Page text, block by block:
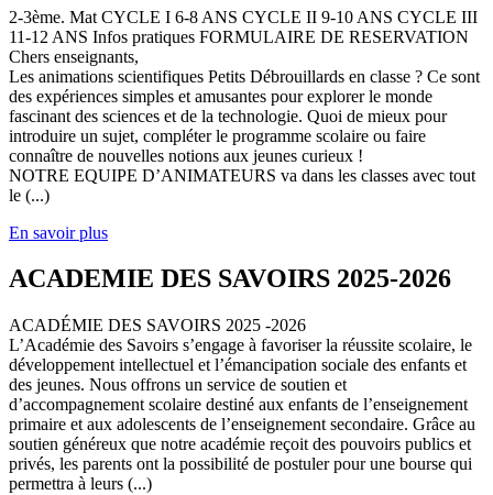
2-3ème. Mat CYCLE I 6-8 ANS CYCLE II 9-10 ANS CYCLE III
11-12 ANS Infos pratiques FORMULAIRE DE RESERVATION
Chers enseignants,
Les animations scientifiques Petits Débrouillards en classe ? Ce sont
des expériences simples et amusantes pour explorer le monde
fascinant des sciences et de la technologie. Quoi de mieux pour
introduire un sujet, compléter le programme scolaire ou faire
connaître de nouvelles notions aux jeunes curieux !
NOTRE EQUIPE D’ANIMATEURS va dans les classes avec tout
le (...)
En savoir plus
ACADEMIE DES SAVOIRS 2025-2026
ACADÉMIE DES SAVOIRS 2025 -2026
L’Académie des Savoirs s’engage à favoriser la réussite scolaire, le
développement intellectuel et l’émancipation sociale des enfants et
des jeunes. Nous offrons un service de soutien et
d’accompagnement scolaire destiné aux enfants de l’enseignement
primaire et aux adolescents de l’enseignement secondaire. Grâce au
soutien généreux que notre académie reçoit des pouvoirs publics et
privés, les parents ont la possibilité de postuler pour une bourse qui
permettra à leurs (...)